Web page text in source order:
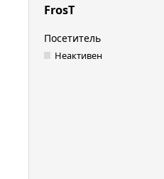
FrosT
Посетитель
Неактивен